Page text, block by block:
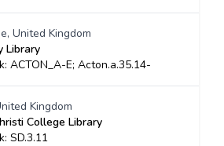
United Kingdom
Library
ACTON_A-E; Acton.a.35.14-
Kingdom
College Library
SD.3.11